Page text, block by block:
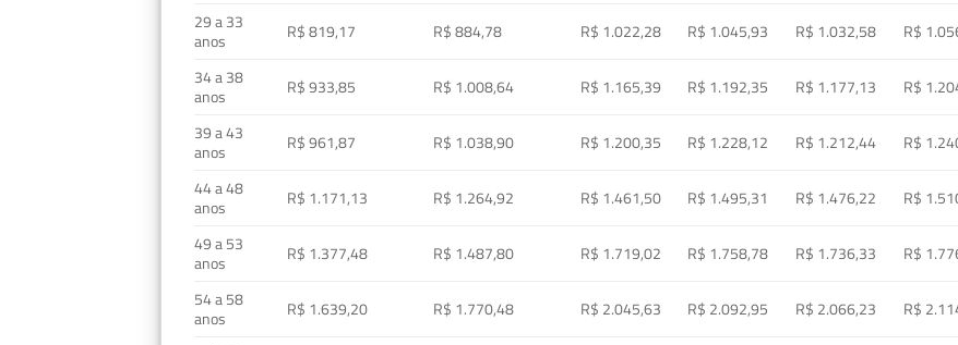
29 a 33
anos
R$ 819,17 R$ 884,78 R$ 1.022,28 R$ 1.045,93 R$ 1.032,58 R$
34 a 38
anos
R$ 933,85 R$ 1.008,64 R$ 1.165,39 R$ 1.192,35 R$ 1.177,13 R$
39 a 43
anos
R$ 961,87 R$ 1.038,90 R$ 1.200,35 R$ 1.228,12 R$ 1.212,44 R$
44 a 48
anos
R$ 1.171,13 R$ 1.264,92 R$ 1.461,50 R$ 1.495,31 R$ 1.476,22 R$
49 a 53
anos
R$ 1.377,48 R$ 1.487,80 R$ 1.719,02 R$ 1.758,78 R$ 1.736,33 R$
54 a 58
anos
R$ 1.639,20 R$ 1.770,48 R$ 2.045,63 R$ 2.092,95 R$ 2.066,23 R$